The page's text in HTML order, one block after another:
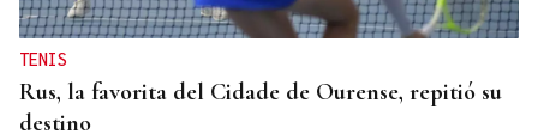
TENIS
Rus, la favorita del Cidade de Ourense, repitió su
destino